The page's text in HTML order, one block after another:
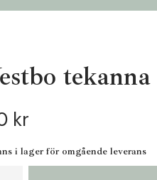
kr
i lager för omgående leverans